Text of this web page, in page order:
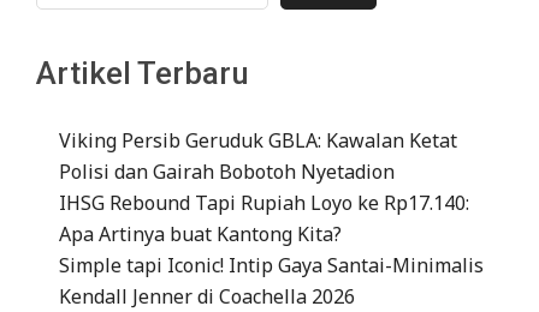
Artikel Terbaru
Viking Persib Geruduk GBLA: Kawalan Ketat
Polisi dan Gairah Bobotoh Nyetadion
IHSG Rebound Tapi Rupiah Loyo ke Rp17.140:
Apa Artinya buat Kantong Kita?
Simple tapi Iconic! Intip Gaya Santai-Minimalis
Kendall Jenner di Coachella 2026